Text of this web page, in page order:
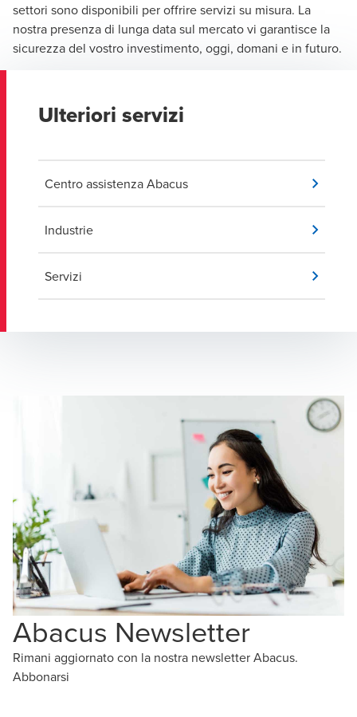
settori sono disponibili per offrire servizi su misura. La
nostra presenza di lunga data sul mercato vi garantisce la
sicurezza del vostro investimento, oggi, domani e in futuro.
Ulteriori servizi
Centro assistenza Abacus
Industrie
Servizi
Abacus Newsletter
Rimani aggiornato con la nostra newsletter Abacus.
Abbonarsi